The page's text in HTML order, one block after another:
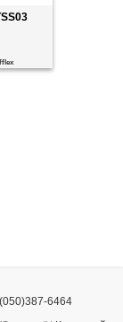
6464